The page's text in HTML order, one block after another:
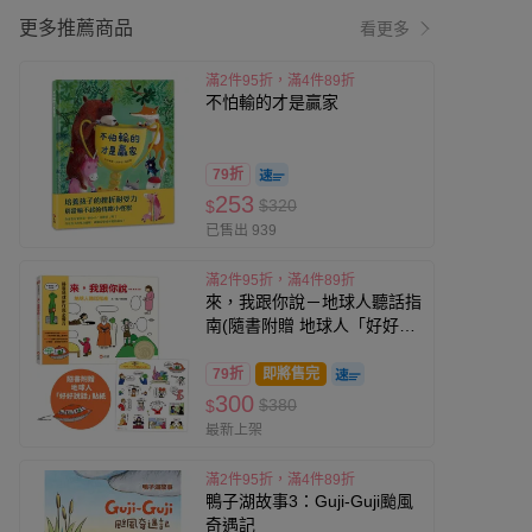
更多推薦商品 看更多
滿2件95折，滿4件89折
不怕輸的才是贏家
79折
$253 $320
已售出 939
滿2件95折，滿4件89折
來，我跟你說－地球人聽話指
南(隨書附贈 地球人「好好說
79折 即將售完
$300 $380
最新上架
滿2件95折，滿4件89折
鴨子湖故事3：Guji-Guji颱風
奇遇記